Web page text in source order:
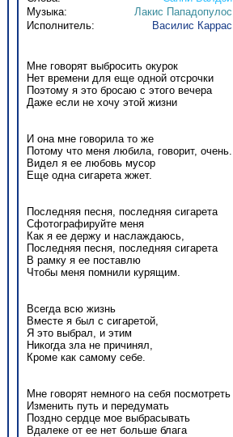
Музыка:
Лакис Пападопулос
Исполнитель:
Василис Каррас
Мне говорят выбросить окурок
Нет времени для еще одной отсрочки
Поэтому я это бросаю с этого вечера
Даже если не хочу этой жизни
И она мне говорила то же
Потому что меня любила, говорит, очень.
Видел я ее любовь мусор
Еще одна сигарета жжет.
Последняя песня, последняя сигарета
Сфотографируйте меня
Как я ее держу и наслаждаюсь,
Последняя песня, последняя сигарета
В рамку я ее поставлю
Чтобы меня помнили курящим.
Всегда всю жизнь
Вместе я был с сигаретой,
Я это выбрал, и этим
Никогда зла не причинял,
Кроме как самому себе.
Мне говорят немного на себя посмотреть
Изменить путь и передумать
Поздно сердце мое выбрасывать
Вдалеке от ее нет больше блага